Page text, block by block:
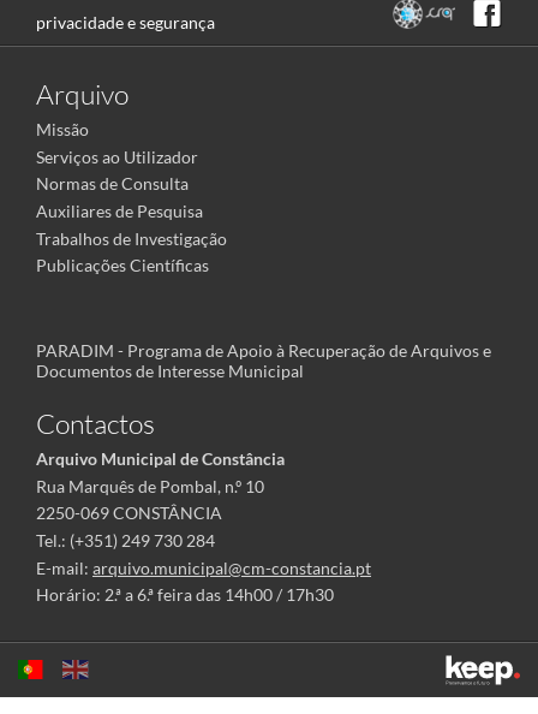
privacidade e segurança
Arquivo
Missão
Serviços ao Utilizador
Normas de Consulta
Auxiliares de Pesquisa
Trabalhos de Investigação
Publicações Científicas
PARADIM - Programa de Apoio à Recuperação de Arquivos e
Documentos de Interesse Municipal
Contactos
Arquivo Municipal de Constância
Rua Marquês de Pombal, n.º 10
2250-069 CONSTÂNCIA
Tel.: (+351) 249 730 284
E-mail: arquivo.municipal@cm-constancia.pt
Horário: 2.ª a 6.ª feira das 14h00 / 17h30